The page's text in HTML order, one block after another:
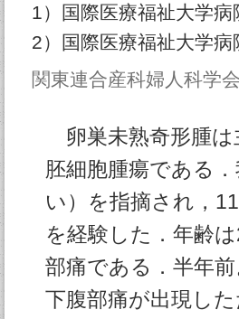
1）国際医療福祉大学病
2）国際医療福祉大学病
関東連合産科婦人科学
卵巣未熟奇形腫は
胚細胞腫瘍である
い）を指摘され，
を経験した．年齢
部痛である．半年
下腹部痛が出現し